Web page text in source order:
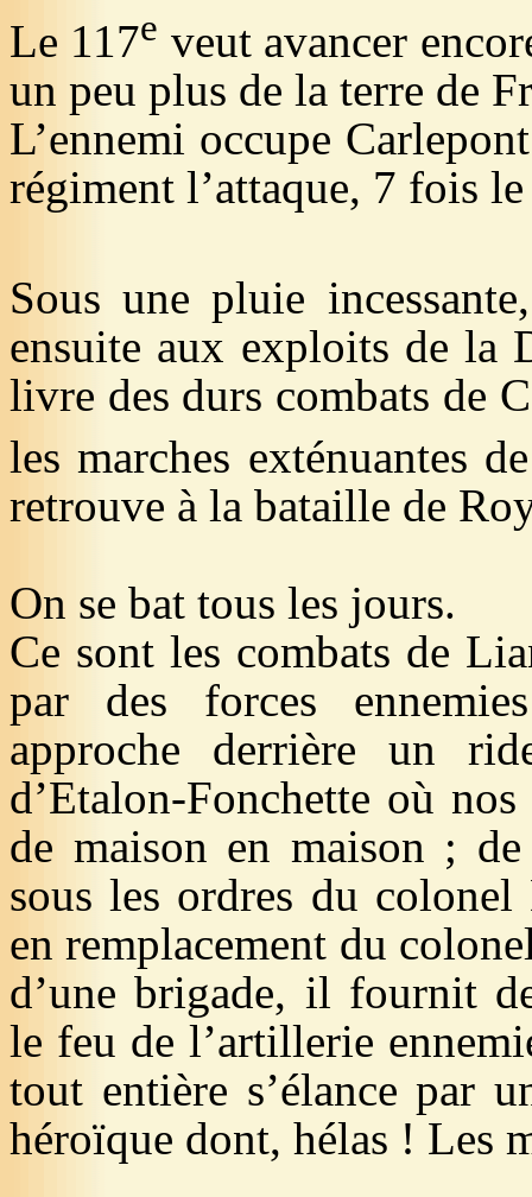
Le 117e veut avancer
un peu plus de la terre de
L’ennemi occupe Carlepont
régiment l’attaque, 7 fois
Sous une pluie
ensuite aux exploits de la
livre des durs combats de
les marches exténuantes
retrouve à la bataille de
On se bat tous les jours.
Ce sont les combats de
par des forces
approche derrière un
d’Etalon-Fonchette où nos
de maison en maison ;
sous les ordres du
en remplacement du
d’une brigade, il fournit
le feu de l’artillerie
tout entière s’élance par
héroïque dont, hélas ! Les